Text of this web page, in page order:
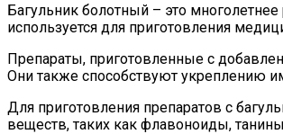
Багульник болотный – это
используется для приготовления
Препараты, приготовленные с
Они также способствуют укреплению
Для приготовления препаратов с
веществ, таких как флавоноиды,